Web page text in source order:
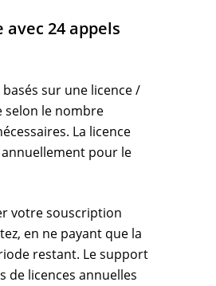
24 appels
sur une licence /
selon le nombre
La licence
pour le
votre souscription
en ne payant que la
restant. Le support
de licences annuelles